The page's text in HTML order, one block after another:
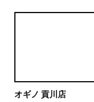
オギノ 貢川店